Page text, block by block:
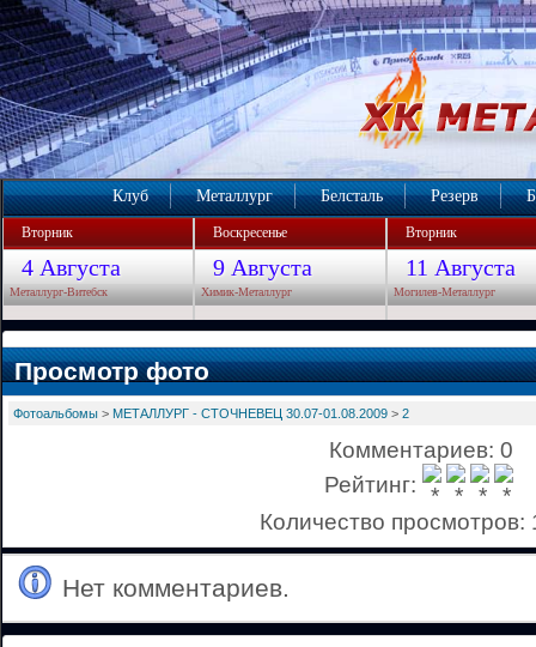
Клуб Металлург Белсталь Резерв
Вторник Воскресенье Вторник
4 Августа 9 Августа 11 Августа
Металлург-Витебск Химик-Металлург Могилев-Металлург
Просмотр фото
Фотоальбомы > МЕТАЛЛУРГ - СТОЧНЕВЕЦ 30.07-01.08.2009 > 2
Комментариев: 0
Рейтинг:
Количество просмотров:
Нет комментариев.